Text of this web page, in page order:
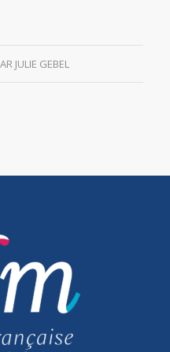
JULIE GEBEL